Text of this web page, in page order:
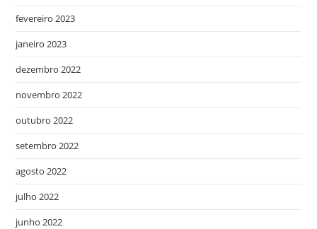
fevereiro 2023
janeiro 2023
dezembro 2022
novembro 2022
outubro 2022
setembro 2022
agosto 2022
julho 2022
junho 2022